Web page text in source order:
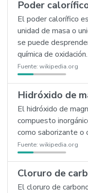
Poder
El poder calorífico
unidad de masa o
se puede
química de oxidación.
Fuente: wikipedia.org
Hidróxido de
El hidróxido de
compuesto
como saborizante o
Fuente: wikipedia.org
Cloruro de
El cloruro de